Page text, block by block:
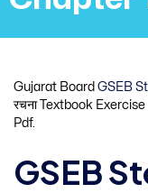
Gujarat Board GSEB
रचना Textbook
Pdf.
GSEB